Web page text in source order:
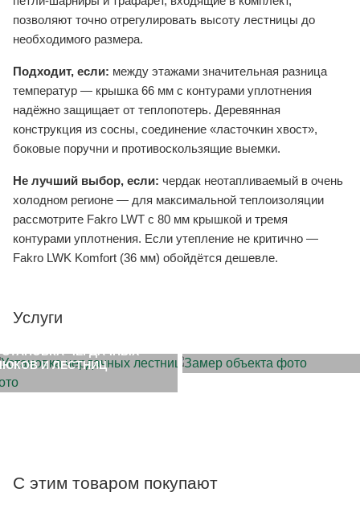
позволяют точно отрегулировать высоту лестницы до
необходимого размера.
Подходит, если: между этажами значительная разница
температур — крышка 66 мм с контурами уплотнения
надёжно защищает от теплопотерь. Деревянная
конструкция из сосны, соединение «ласточкин хвост»,
боковые поручни и противоскользящие выемки.
Не лучший выбор, если: чердак неотапливаемый в очень
холодном регионе — для максимальной теплоизоляции
рассмотрите Fakro LWT с 80 мм крышкой и тремя
контурами уплотнения. Если утепление не критично —
Fakro LWK Komfort (36 мм) обойдётся дешевле.
Услуги
ЧЕРДАЧНЫХ
И ЛЕСТНИЦ
С этим товаром покупают